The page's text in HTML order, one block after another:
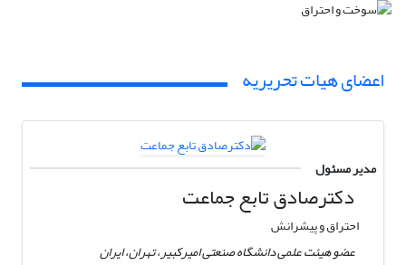
اعضای هیات تحریریه
مدیر مسئول
دکترصادق تابع جماعت
احتراق و پیشرانش
عضو هیئت علمی دانشگاه صنعتی امیرکبیر، تهران، ایران